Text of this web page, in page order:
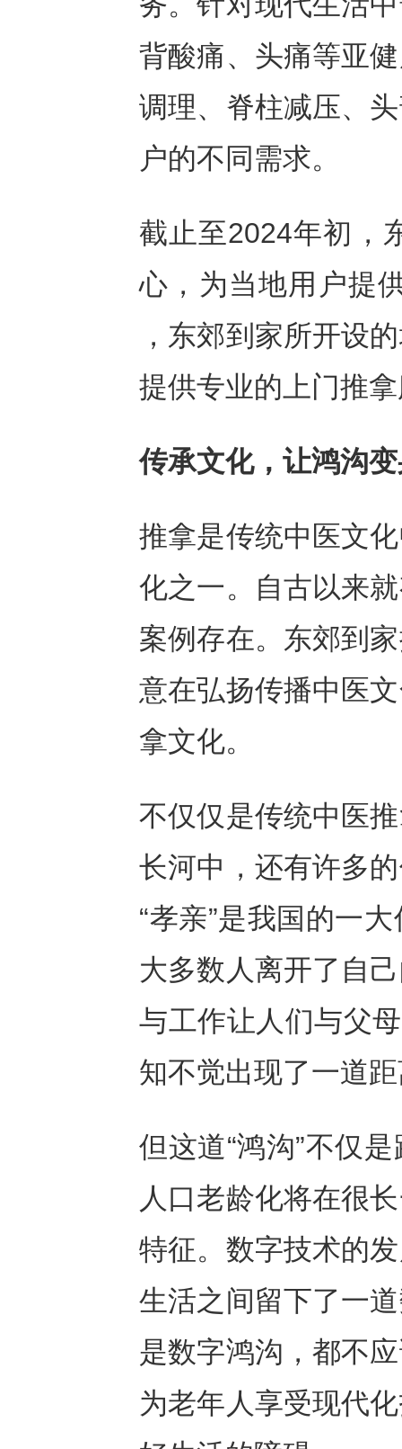
背酸痛、头痛等亚
调理、脊柱减压、
户的不同需求。
截止至2024年初，
心，为当地用户提
，东郊到家所开设
提供专业的上门推
传承文化，让鸿沟
推拿是传统中医文
化之一。自古以来
案例存在。东郊到
意在弘扬传播中医
拿文化。
不仅仅是传统中医
长河中，还有许多
“孝亲”是我国的一
大多数人离开了自
与工作让人们与父
知不觉出现了一道
但这道“鸿沟”不仅
人口老龄化将在很
特征。数字技术的
生活之间留下了一
是数字鸿沟，都不
为老年人享受现代